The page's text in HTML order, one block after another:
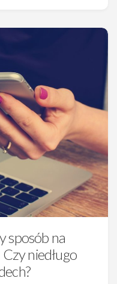
sposób na
niedługo